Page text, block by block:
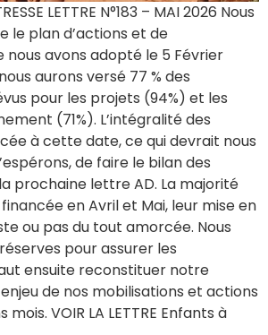
LETTRE N°183 – MAI 2026 Nous
le plan d’actions et de
nous avons adopté le 5 Février
aurons versé 77 % des
pour les projets (94%) et les
(71%). L’intégralité des
à cette date, ce qui devrait nous
de faire le bilan des
prochaine lettre AD. La majorité
en Avril et Mai, leur mise en
ou pas du tout amorcée. Nous
pour assurer les
ensuite reconstituer notre
de nos mobilisations et actions
VOIR LA LETTRE Enfants à